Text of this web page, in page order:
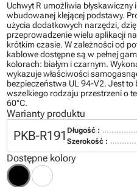
Uchwyt R umożliwia
wbudowanej klejącej podstawy.
użycia dodatkowych narzędzi,
przeprowadzenie wielu aplikacji
krótkim czasie. W zależności od
kablowe dostępne są w pełnej
kolorach: białym i czarnym.
wykazuje właściwości
bezpieczeństwa UL 94-V2. Jest
wszelkiego rodzaju przestrzeni o
60°C.
Warianty produktu
PKB-R191 Długość :
Szerokość :
Dostępne kolory